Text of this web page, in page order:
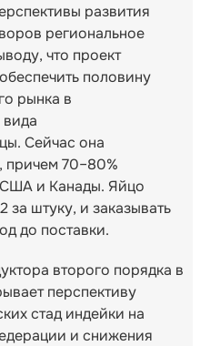
развития
региональное
что проект
половину
рынка в
Сейчас она
причем 70–80%
и Канады. Яйцо
за штуку, и заказывать
до поставки.
второго порядка в
перспективу
стад индейки на
и снижения